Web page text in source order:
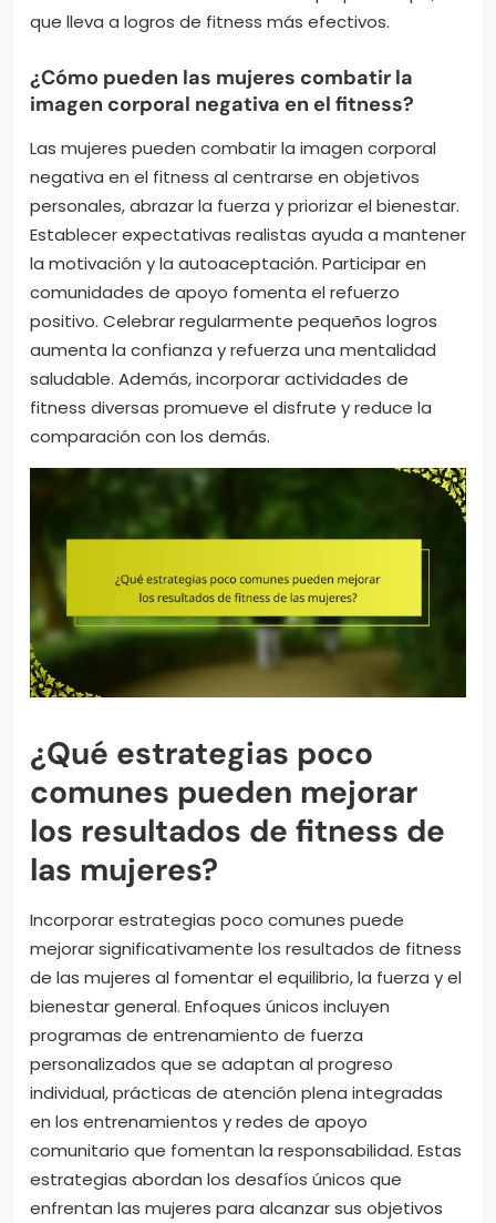
que lleva a logros de fitness más efectivos.
¿Cómo pueden las mujeres combatir la
imagen corporal negativa en el fitness?
Las mujeres pueden combatir la imagen corporal
negativa en el fitness al centrarse en objetivos
personales, abrazar la fuerza y priorizar el bienestar.
Establecer expectativas realistas ayuda a mantener
la motivación y la autoaceptación. Participar en
comunidades de apoyo fomenta el refuerzo
positivo. Celebrar regularmente pequeños logros
aumenta la confianza y refuerza una mentalidad
saludable. Además, incorporar actividades de
fitness diversas promueve el disfrute y reduce la
comparación con los demás.
¿Qué estrategias poco
comunes pueden mejorar
los resultados de fitness de
las mujeres?
Incorporar estrategias poco comunes puede
mejorar significativamente los resultados de fitness
de las mujeres al fomentar el equilibrio, la fuerza y el
bienestar general. Enfoques únicos incluyen
programas de entrenamiento de fuerza
personalizados que se adaptan al progreso
individual, prácticas de atención plena integradas
en los entrenamientos y redes de apoyo
comunitario que fomentan la responsabilidad. Estas
estrategias abordan los desafíos únicos que
enfrentan las mujeres para alcanzar sus objetivos